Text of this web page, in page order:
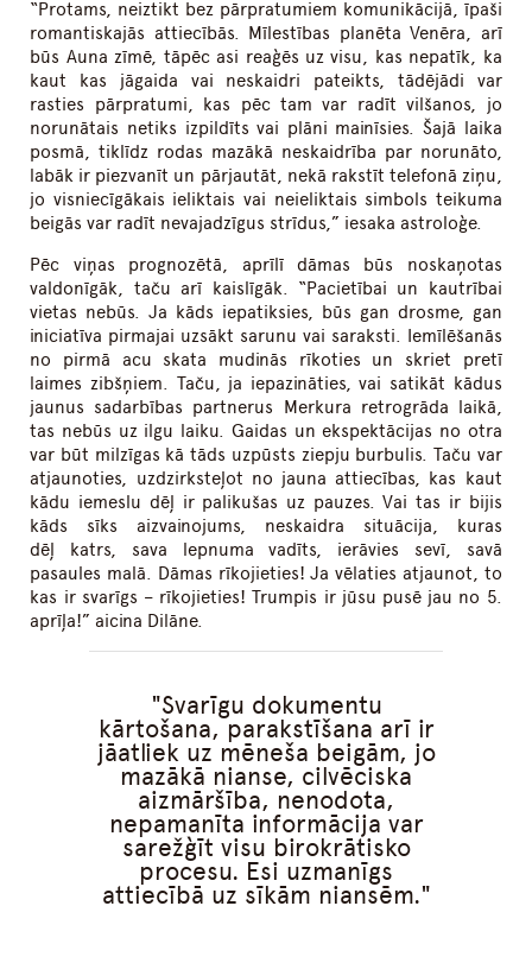
“Protams, neiztikt bez pārpratumiem komunikācijā, īpaši
romantiskajās attiecībās. Mīlestības planēta Venēra, arī
būs Auna zīmē, tāpēc asi reaģēs uz visu, kas nepatīk, ka
kaut kas jāgaida vai neskaidri pateikts, tādējādi var
rasties pārpratumi, kas pēc tam var radīt vilšanos, jo
norunātais netiks izpildīts vai plāni mainīsies. Šajā laika
posmā, tiklīdz rodas mazākā neskaidrība par norunāto,
labāk ir piezvanīt un pārjautāt, nekā rakstīt telefonā ziņu,
jo visniecīgākais ieliktais vai neieliktais simbols teikuma
beigās var radīt nevajadzīgus strīdus,” iesaka astroloģe.
Pēc viņas prognozētā, aprīlī dāmas būs noskaņotas
valdonīgāk, taču arī kaislīgāk. “Pacietībai un kautrībai
vietas nebūs. Ja kāds iepatiksies, būs gan drosme, gan
iniciatīva pirmajai uzsākt sarunu vai saraksti. Iemīlēšanās
no pirmā acu skata mudinās rīkoties un skriet pretī
laimes zibšņiem. Taču, ja iepazināties, vai satikāt kādus
jaunus sadarbības partnerus Merkura retrogrāda laikā,
tas nebūs uz ilgu laiku. Gaidas un ekspektācijas no otra
var būt milzīgas kā tāds uzpūsts ziepju burbulis. Taču var
atjaunoties, uzdzirksteļot no jauna attiecības, kas kaut
kādu iemeslu dēļ ir palikušas uz pauzes. Vai tas ir bijis
kāds sīks aizvainojums, neskaidra situācija, kuras
dēļ katrs, sava lepnuma vadīts, ierāvies sevī, savā
pasaules malā. Dāmas rīkojieties! Ja vēlaties atjaunot, to
kas ir svarīgs – rīkojieties! Trumpis ir jūsu pusē jau no 5.
aprīļa!” aicina Dilāne.
Svarīgu dokumentu
kārtošana, parakstīšana arī ir
jāatliek uz mēneša beigām, jo
mazākā nianse, cilvēciska
aizmāršība, nenodota,
nepamanīta informācija var
sarežģīt visu birokrātisko
procesu. Esi uzmanīgs
attiecībā uz sīkām niansēm.